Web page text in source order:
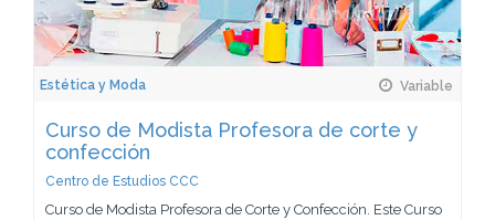
Estética y Moda Variable
Curso de Modista Profesora de corte y
confección
Centro de Estudios CCC
Curso de Modista Profesora de Corte y Confección. Este Curso